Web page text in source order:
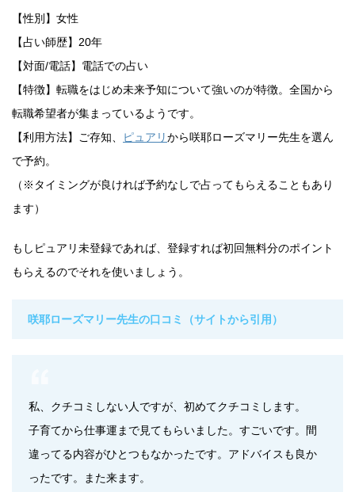
【性別】女性
【占い師歴】20年
【対面/電話】電話での占い
【特徴】転職をはじめ未来予知について強いのが特徴。全国から
転職希望者が集まっているようです。
【利用方法】ご存知、
ピュアリから咲耶ローズマリー先生を選ん
で予約。
（※タイミングが良ければ予約なしで占ってもらえることもあり
ます）
もしピュアリ未登録であれば、登録すれば初回無料分のポイント
もらえるのでそれを使いましょう。
咲耶ローズマリー先生の口コミ（サイトから引用）
私、クチコミしない人ですが、初めてクチコミします。
子育てから仕事運まで見てもらいました。すごいです。間
違ってる内容がひとつもなかったです。アドバイスも良か
ったです。また来ます。